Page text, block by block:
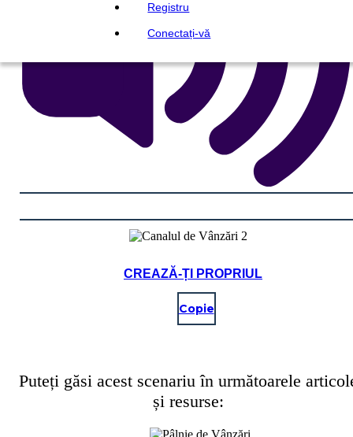
Registru
Conectați-vă
CREAZĂ-ȚI PROPRIUL
Copie
Puteți găsi acest scenariu în următoarele
și resurse: